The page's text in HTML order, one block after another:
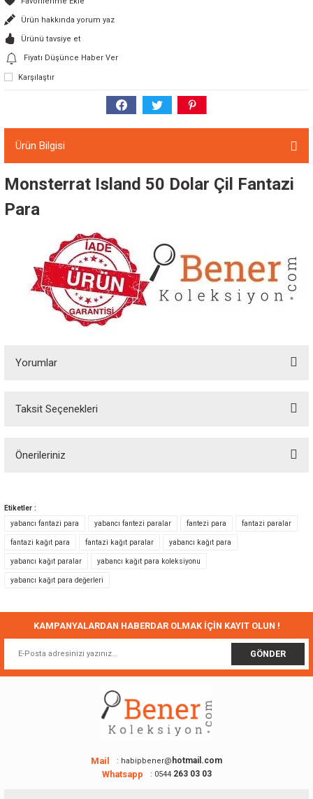
Ürün hakkında yorum yaz
Ürünü tavsiye et
Fiyatı Düşünce Haber Ver
Karşılaştır
Ürün Bilgisi
Monsterrat Island 50 Dolar Çil Fantazi
Para
Yorumlar
Taksit Seçenekleri
Önerileriniz
Görüş ve önerileriniz için teşekkür ederiz.
Ürün resmi kalitesiz, bozuk veya görüntülenemiyor.
Ürün açıklamasında eksik bilgiler bulunuyor.
Ürün fiyatı diğer sitelerden daha pahalı.
Bu ürüne benzer farklı alternatifler olmalı.
Gönder
Etiketler :
yabancı fantazi para
yabancı fantezi paralar fantezi para fantazi paralar
fantazi kağıt para fantazi kağıt paralar yabancı kağıt para
yabancı kağıt paralar yabancı kağıt para koleksiyonu
yabancı kağıt para değerleri
KAMPANYALARDAN HABERDAR OLMAK İÇİN KAYIT OLUN !
GÖNDER
Mail : habipbener@ hotmail.com
Whatsapp : 0544263 03 03